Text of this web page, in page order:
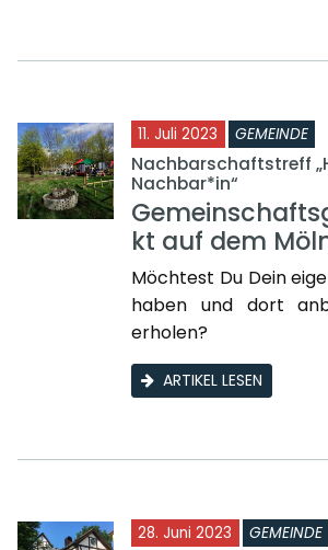
11. Juli 2023 GEMEINDE
Nachbarschaftstreff
Nachbar*in“
kt auf dem
Möchtest Du Dein
haben und dort
erholen?
ARTIKEL LESEN
28. Juni 2023 GEMEINDE